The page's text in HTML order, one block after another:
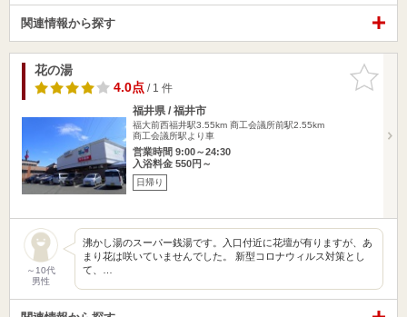
関連情報から探す
お気に入
りに追加
花の湯
4.0点/ 1 件
福井県 / 福井市
福大前西福井駅3.55km 商工会議所前駅2.55km
商工会議所駅より車
営業時間 9:00～24:30
入浴料金 550円～
日帰り
～10代
男性
沸かし湯のスーパー銭湯です。入口付近に花壇が有りますが、あ
まり花は咲いていませんでした。 新型コロナウィルス対策とし
て、…